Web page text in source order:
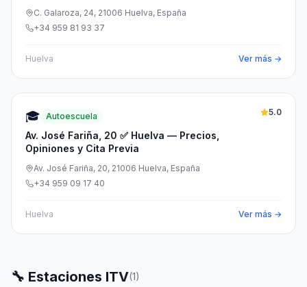
C. Galaroza, 24, 21006 Huelva, España
+34 959 81 93 37
Huelva Ver más →
🎓 Autoescuela
Av. José Fariña, 20 ✅ Huelva — Precios,
Opiniones y Cita Previa
5.0
Av. José Fariña, 20, 21006 Huelva, España
+34 959 09 17 40
Huelva Ver más →
🔧 Estaciones ITV(1)